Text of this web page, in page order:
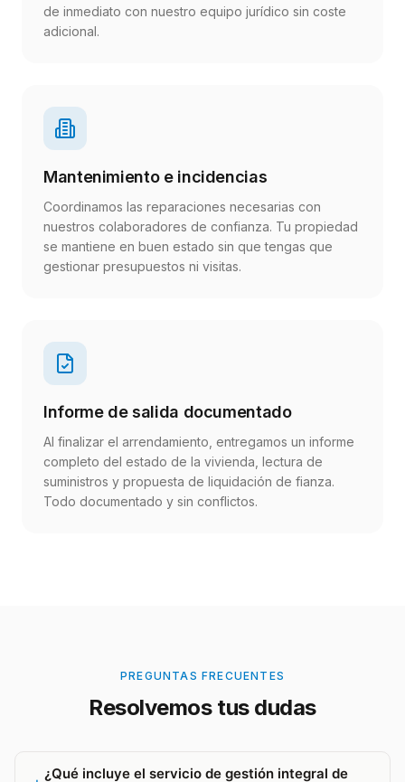
de inmediato con nuestro equipo jurídico sin coste
adicional.
Mantenimiento e incidencias
Coordinamos las reparaciones necesarias con
nuestros colaboradores de confianza. Tu propiedad
se mantiene en buen estado sin que tengas que
gestionar presupuestos ni visitas.
Informe de salida documentado
Al finalizar el arrendamiento, entregamos un informe
completo del estado de la vivienda, lectura de
suministros y propuesta de liquidación de fianza.
Todo documentado y sin conflictos.
PREGUNTAS FRECUENTES
Resolvemos tus dudas
¿Qué incluye el servicio de gestión integral de